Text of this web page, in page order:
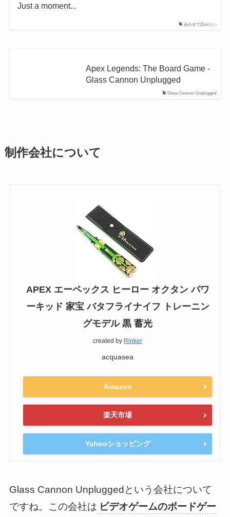
あわせて読みたい
Just a moment...
Glass Cannon Unplugged
Apex Legends: The Board Game -
Glass Cannon Unplugged
制作会社について
APEX エーペックス ヒーロー オクタン パワ
ーキッド 家宝 バタフライナイフ トレーニン
グモデル 黒 蓄光
created by Rinker
acquasea
Amazon
楽天市場
Yahooショッピング
Glass Cannon Unpluggedという会社について
ですね。この会社は ビデオゲームのボードゲー